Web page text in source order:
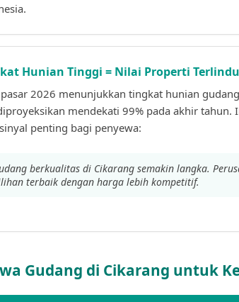
Hunian Tinggi = Nilai Properti
2026 menunjukkan tingkat hunian
mendekati 99% pada akhir
penting bagi penyewa:
berkualitas di Cikarang semakin langka.
terbaik dengan harga lebih kompetitif.
Gudang di Cikarang untuk